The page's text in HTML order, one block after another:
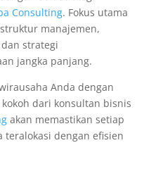
Consulting. Fokus utama
manajemen,
strategi
jangka panjang.
Anda dengan
dari konsultan bisnis
akan memastikan setiap
teralokasi dengan efisien